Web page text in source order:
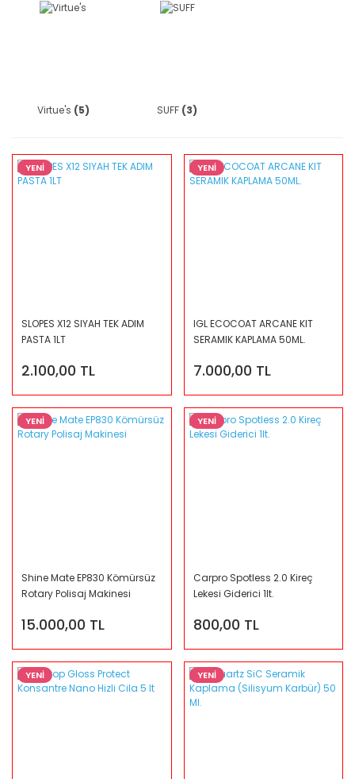
Virtue's (5) SUFF (3)
YENİ
SLOPES X12 SIYAH TEK ADIM
PASTA 1LT
2.100,00 TL
YENİ
IGL ECOCOAT ARCANE KIT
SERAMIK KAPLAMA 50ML.
7.000,00 TL
YENİ
Shine Mate EP830 Kömürsüz
Rotary Polisaj Makinesi
15.000,00 TL
YENİ
Carpro Spotless 2.0 Kireç
Lekesi Giderici 1lt.
800,00 TL
YENİ YENİ